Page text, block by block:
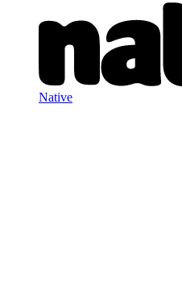
Native